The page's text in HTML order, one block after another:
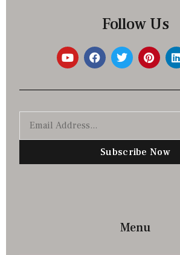
Follow Us
Subscribe Now
Menu